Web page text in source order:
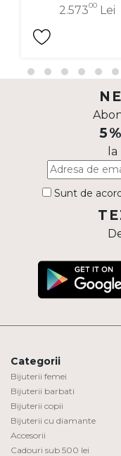
2.57300 Lei
Sunt de
Categorii
Bijuterii femei
Bijuterii barbati
Bijuterii copii
Bijuterii cu diamante
Accesorii
Cadouri sub 500 lei